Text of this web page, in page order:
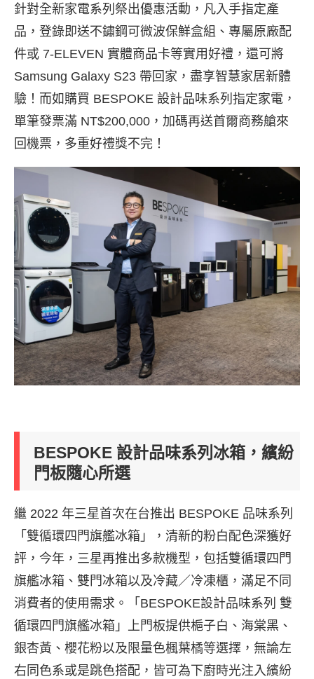
針對全新家電系列祭出優惠活動，凡入手指定產
品，登錄即送不鏽鋼可微波保鮮盒組、專屬原廠配
件或 7-ELEVEN 實體商品卡等實用好禮，還可將
Samsung Galaxy S23 帶回家，盡享智慧家居新體
驗！而如購買 BESPOKE 設計品味系列指定家電，
單筆發票滿 NT$200,000，加碼再送首爾商務艙來
回機票，多重好禮獎不完！
BESPOKE 設計品味系列冰箱，繽紛
門板隨心所選
繼 2022 年三星首次在台推出 BESPOKE 品味系列
「雙循環四門旗艦冰箱」，清新的粉白配色深獲好
評，今年，三星再推出多款機型，包括雙循環四門
旗艦冰箱、雙門冰箱以及冷藏／冷凍櫃，滿足不同
消費者的使用需求。「BESPOKE設計品味系列 雙
循環四門旗艦冰箱」上門板提供梔子白、海棠黑、
銀杏黃、櫻花粉以及限量色楓葉橘等選擇，無論左
右同色系或是跳色搭配，皆可為下廚時光注入繽紛